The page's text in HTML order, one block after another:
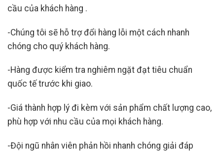
cầu của khách hàng .
-Chúng tôi sẽ hỗ trợ đổi hàng lỗi một cách nhanh
chóng cho quý khách hàng.
-Hàng được kiểm tra nghiêm ngặt đạt tiêu chuẩn
quốc tế trước khi giao.
-Giá thành hợp lý đi kèm với sản phẩm chất lượng cao,
phù hợp với nhu cầu của mọi khách hàng.
-Đội ngũ nhân viên phản hồi nhanh chóng giải đáp